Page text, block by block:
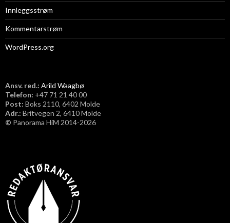
Innleggsstrøm
Kommentarstrøm
WordPress.org
Ansv. red.: Arild Waagbø
Telefon: ​+47 71 21 40 00
Post: Boks 2110, 6402 Molde
Adr.: Britvegen 2, 6410 Molde
© Panorama HiM 2014-2026